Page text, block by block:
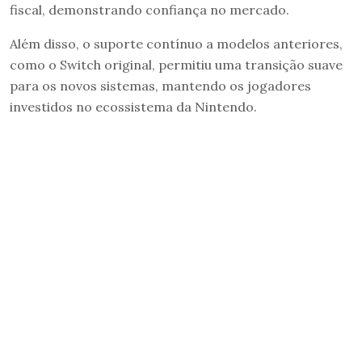
fiscal, demonstrando confiança no mercado.
Além disso, o suporte contínuo a modelos anteriores,
como o Switch original, permitiu uma transição suave
para os novos sistemas, mantendo os jogadores
investidos no ecossistema da Nintendo.